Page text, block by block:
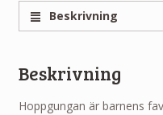
Beskrivning
Beskrivning
Hoppgungan är barnens